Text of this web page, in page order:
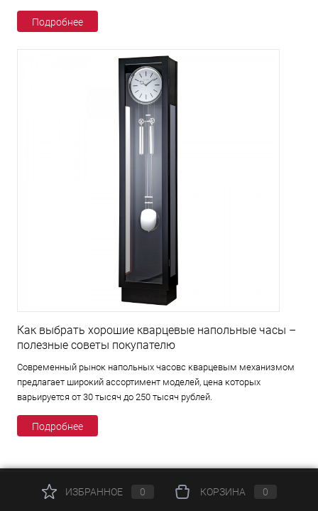
Подробнее
Как выбрать хорошие кварцевые напольные часы –
полезные советы покупателю
Современный рынок напольных часовс кварцевым механизмом
предлагает широкий ассортимент моделей, цена которых
варьируется от 30 тысяч до 250 тысяч рублей.
Подробнее
ИЗБРАННОЕ 0 КОРЗИНА 0